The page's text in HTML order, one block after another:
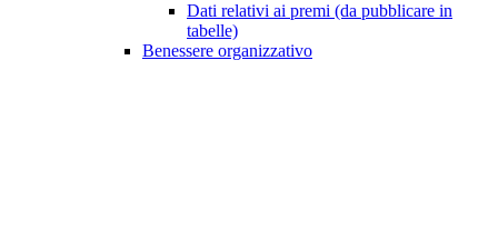
Dati relativi ai premi (da pubblicare in
tabelle)
Benessere organizzativo